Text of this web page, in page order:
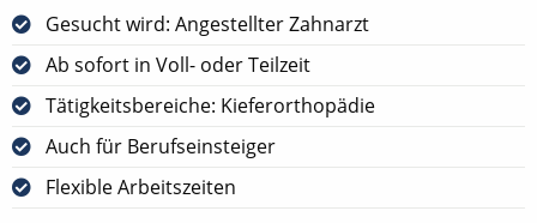
Gesucht wird: Angestellter Zahnarzt
Ab sofort in Voll- oder Teilzeit
Tätigkeitsbereiche: Kieferorthopädie
Auch für Berufseinsteiger
Flexible Arbeitszeiten